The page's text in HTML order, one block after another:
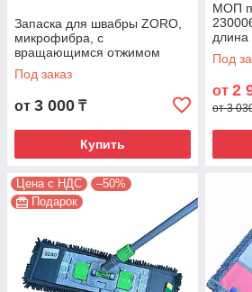
Вы вносите 100%
собираем посылку на
отправляем в нужный
Казахстана.
Запаска для швабры ZORO,
микрофибра, с
вращающимся отжимом
Под заказ
от 3 000 ₸
Купить
МОП
длина
Под
от 2
от 3
Цена с НДС
–50%
Подарок